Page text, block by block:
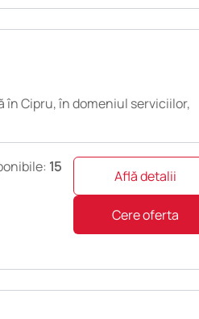
în Cipru, în domeniul serviciilor,
15
Află detalii
Cere oferta